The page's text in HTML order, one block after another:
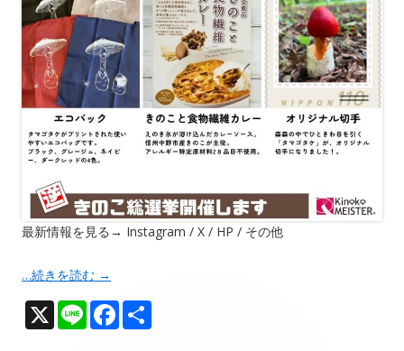
最新情報を見る→ Instagram / X / HP / その他
…続きを読む →
X Li F